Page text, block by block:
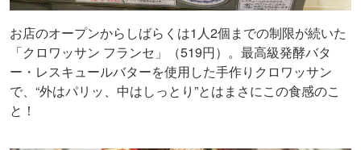
お店のオープンからしばらくは1人2個までの制限が続いた
「クロワッサン フランセ」（519円）。最高級発酵バタ
ー・レスキュールバターを使用した手作りクロワッサン
で、“外はパリッ、中はしっとり”とはまさにこの食感のこ
と！